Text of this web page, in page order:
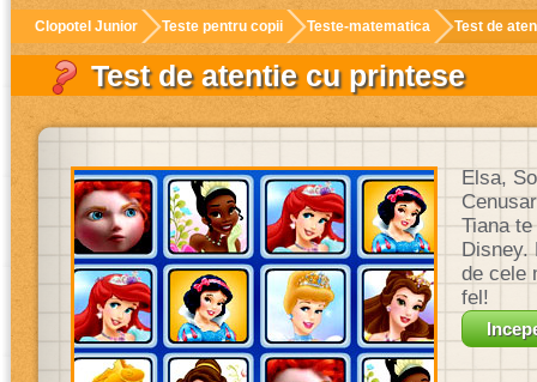
Clopotel Junior Teste pentru copii Teste-matematica Test de
Test de atentie cu printese
Elsa,
Tiana
Disney.
de cele
fel!